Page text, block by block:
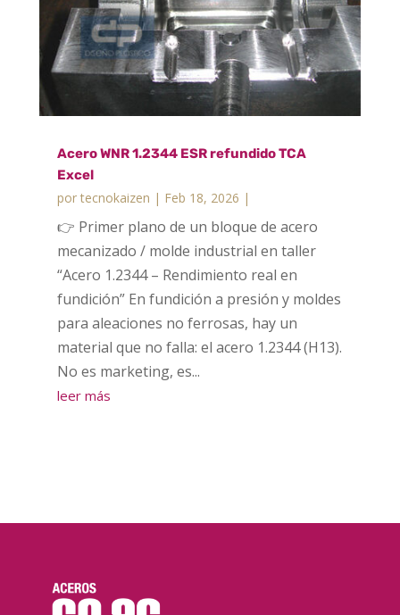
Acero WNR 1.2344 ESR refundido TCA
Excel
por tecnokaizen | Feb 18, 2026 |
👉 Primer plano de un bloque de acero
mecanizado / molde industrial en taller
“Acero 1.2344 – Rendimiento real en
fundición” En fundición a presión y moldes
para aleaciones no ferrosas, hay un
material que no falla: el acero 1.2344 (H13).
No es marketing, es...
leer más